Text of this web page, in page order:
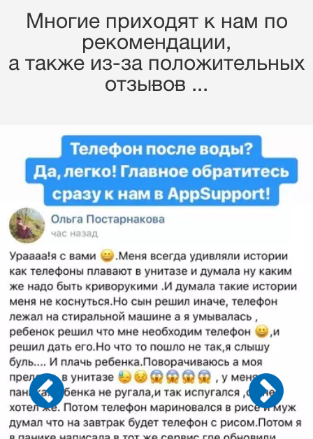
Многие приходят к нам по
рекомендации,
a также из-за положительных
отзывов ...